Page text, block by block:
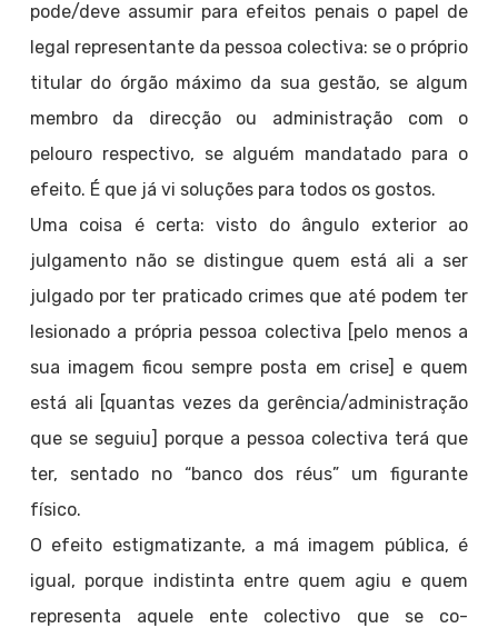
pode/deve assumir para efeitos penais o papel de
legal representante da pessoa colectiva: se o próprio
titular do órgão máximo da sua gestão, se algum
membro da direcção ou administração com o
pelouro respectivo, se alguém mandatado para o
efeito. É que já vi soluções para todos os gostos.
Uma coisa é certa: visto do ângulo exterior ao
julgamento não se distingue quem está ali a ser
julgado por ter praticado crimes que até podem ter
lesionado a própria pessoa colectiva [pelo menos a
sua imagem ficou sempre posta em crise] e quem
está ali [quantas vezes da gerência/administração
que se seguiu] porque a pessoa colectiva terá que
ter, sentado no “banco dos réus” um figurante
físico.
O efeito estigmatizante, a má imagem pública, é
igual, porque indistinta entre quem agiu e quem
representa aquele ente colectivo que se co-